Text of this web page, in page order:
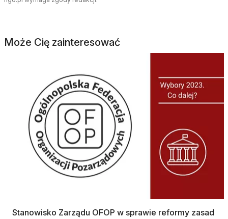
Może Cię zainteresować
Stanowisko Zarządu OFOP w sprawie reformy zasad